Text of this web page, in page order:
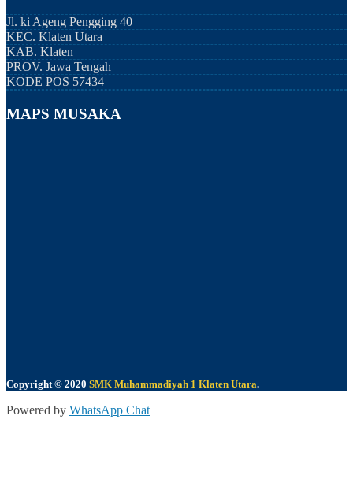
Jl. ki Ageng Pengging 40
KEC. Klaten Utara
KAB. Klaten
PROV. Jawa Tengah
KODE POS 57434
MAPS MUSAKA
Copyright © 2020 SMK Muhammadiyah 1 Klaten Utara.
Powered by WhatsApp Chat